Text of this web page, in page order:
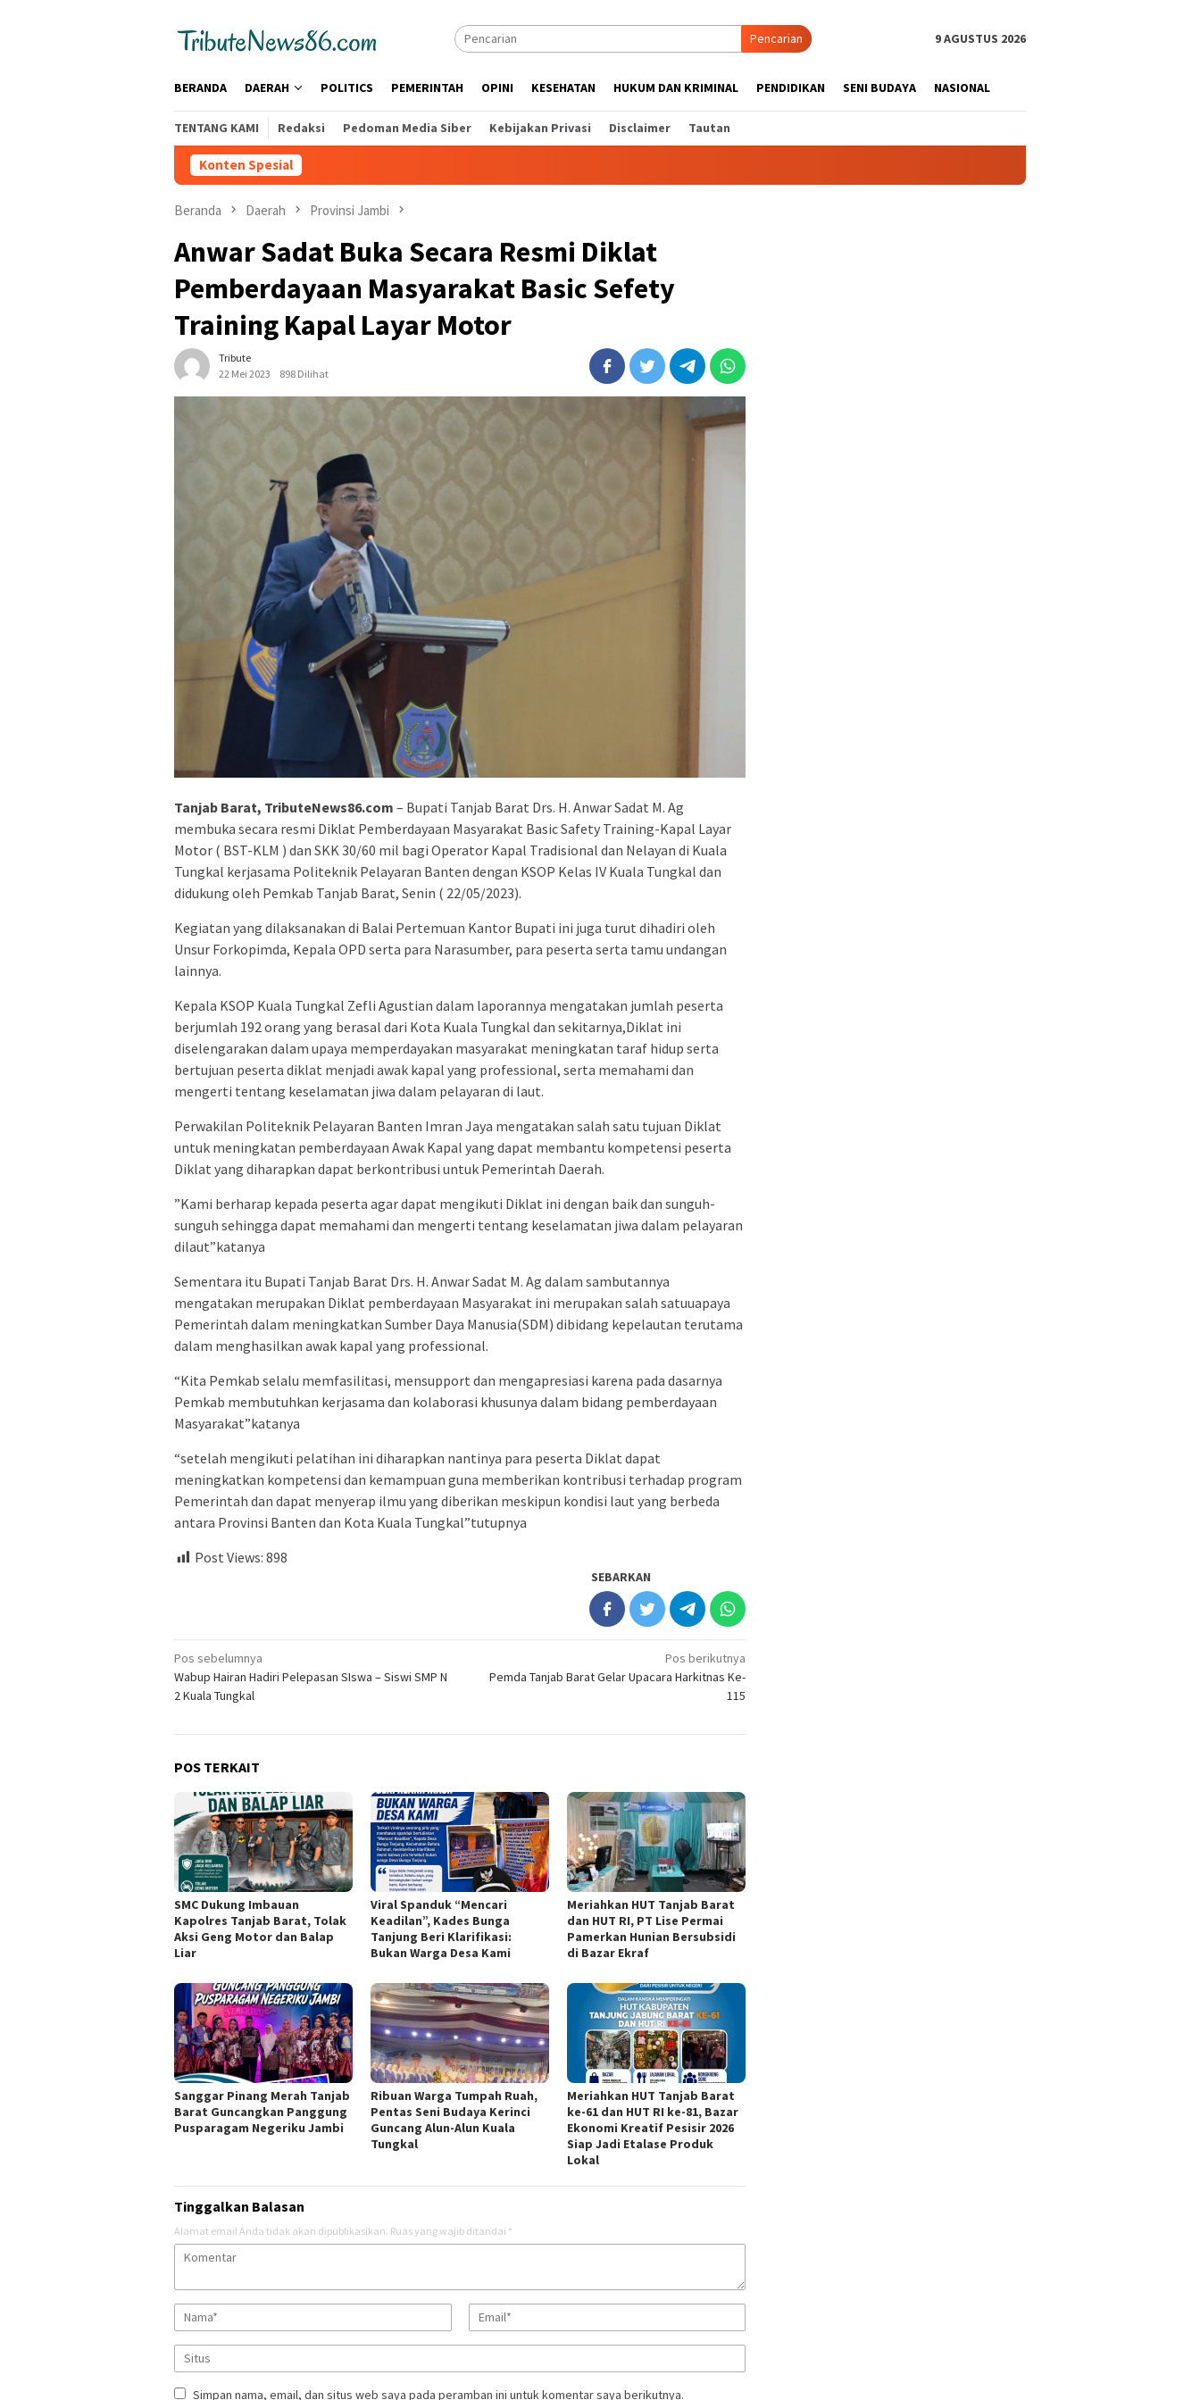
Pencarian 9 AGUSTUS 2026
BERANDA DAERAH POLITICS PEMERINTAH OPINI KESEHATAN HUKUM DAN KRIMINAL PENDIDIKAN SENI BUDAYA NASIONAL
TENTANG KAMI Redaksi Pedoman Media Siber Kebijakan Privasi Disclaimer Tautan
Konten Spesial
Beranda Daerah Provinsi Jambi
Anwar Sadat Buka Secara Resmi Diklat
Pemberdayaan Masyarakat Basic Sefety
Training Kapal Layar Motor
Tribute
22 Mei 2023
898 Dilihat
Tanjab Barat, TributeNews86.com – Bupati Tanjab Barat Drs. H. Anwar Sadat M. Ag
membuka secara resmi Diklat Pemberdayaan Masyarakat Basic Safety Training-Kapal Layar
Motor ( BST-KLM ) dan SKK 30/60 mil bagi Operator Kapal Tradisional dan Nelayan di Kuala
Tungkal kerjasama Politeknik Pelayaran Banten dengan KSOP Kelas IV Kuala Tungkal dan
didukung oleh Pemkab Tanjab Barat, Senin ( 22/05/2023).
Kegiatan yang dilaksanakan di Balai Pertemuan Kantor Bupati ini juga turut dihadiri oleh
Unsur Forkopimda, Kepala OPD serta para Narasumber, para peserta serta tamu undangan
lainnya.
Kepala KSOP Kuala Tungkal Zefli Agustian dalam laporannya mengatakan jumlah peserta
berjumlah 192 orang yang berasal dari Kota Kuala Tungkal dan sekitarnya,Diklat ini
diselengarakan dalam upaya memperdayakan masyarakat meningkatan taraf hidup serta
bertujuan peserta diklat menjadi awak kapal yang professional, serta memahami dan
mengerti tentang keselamatan jiwa dalam pelayaran di laut.
Perwakilan Politeknik Pelayaran Banten Imran Jaya mengatakan salah satu tujuan Diklat
untuk meningkatan pemberdayaan Awak Kapal yang dapat membantu kompetensi peserta
Diklat yang diharapkan dapat berkontribusi untuk Pemerintah Daerah.
”Kami berharap kepada peserta agar dapat mengikuti Diklat ini dengan baik dan sunguh-
sunguh sehingga dapat memahami dan mengerti tentang keselamatan jiwa dalam pelayaran
dilaut”katanya
Sementara itu Bupati Tanjab Barat Drs. H. Anwar Sadat M. Ag dalam sambutannya
mengatakan merupakan Diklat pemberdayaan Masyarakat ini merupakan salah satuuapaya
Pemerintah dalam meningkatkan Sumber Daya Manusia(SDM) dibidang kepelautan terutama
dalam menghasilkan awak kapal yang professional.
“Kita Pemkab selalu memfasilitasi, mensupport dan mengapresiasi karena pada dasarnya
Pemkab membutuhkan kerjasama dan kolaborasi khusunya dalam bidang pemberdayaan
Masyarakat”katanya
“setelah mengikuti pelatihan ini diharapkan nantinya para peserta Diklat dapat
meningkatkan kompetensi dan kemampuan guna memberikan kontribusi terhadap program
Pemerintah dan dapat menyerap ilmu yang diberikan meskipun kondisi laut yang berbeda
antara Provinsi Banten dan Kota Kuala Tungkal”tutupnya
Post Views: 898
SEBARKAN
Navigasi
pos
Pos sebelumnya
Wabup Hairan Hadiri Pelepasan SIswa – Siswi SMP N
2 Kuala Tungkal
Pos berikutnya
Pemda Tanjab Barat Gelar Upacara Harkitnas Ke-
115
POS TERKAIT
SMC Dukung Imbauan
Kapolres Tanjab Barat, Tolak
Aksi Geng Motor dan Balap
Liar
Viral Spanduk “Mencari
Keadilan”, Kades Bunga
Tanjung Beri Klarifikasi:
Bukan Warga Desa Kami
Meriahkan HUT Tanjab Barat
dan HUT RI, PT Lise Permai
Pamerkan Hunian Bersubsidi
di Bazar Ekraf
Sanggar Pinang Merah Tanjab
Barat Guncangkan Panggung
Pusparagam Negeriku Jambi
Ribuan Warga Tumpah Ruah,
Pentas Seni Budaya Kerinci
Guncang Alun-Alun Kuala
Tungkal
Meriahkan HUT Tanjab Barat
ke-61 dan HUT RI ke-81, Bazar
Ekonomi Kreatif Pesisir 2026
Siap Jadi Etalase Produk
Lokal
Tinggalkan Balasan
Alamat email Anda tidak akan dipublikasikan. Ruas yang wajib ditandai *
Simpan nama, email, dan situs web saya pada peramban ini untuk komentar saya berikutnya.